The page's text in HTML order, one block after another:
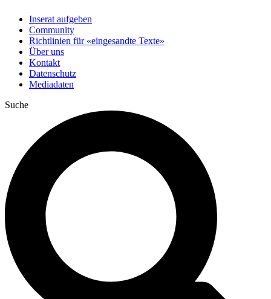
Inserat aufgeben
Community
Richtlinien für «eingesandte Texte»
Über uns
Kontakt
Datenschutz
Mediadaten
Suche